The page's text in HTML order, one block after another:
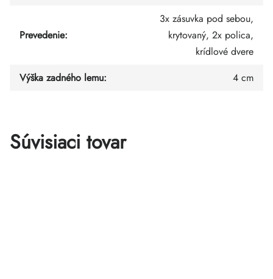
Prevedenie:
3x zásuvka pod sebou,
krytovaný, 2x polica,
krídlové dvere
Výška zadného lemu: 4 cm
Súvisiaci tovar